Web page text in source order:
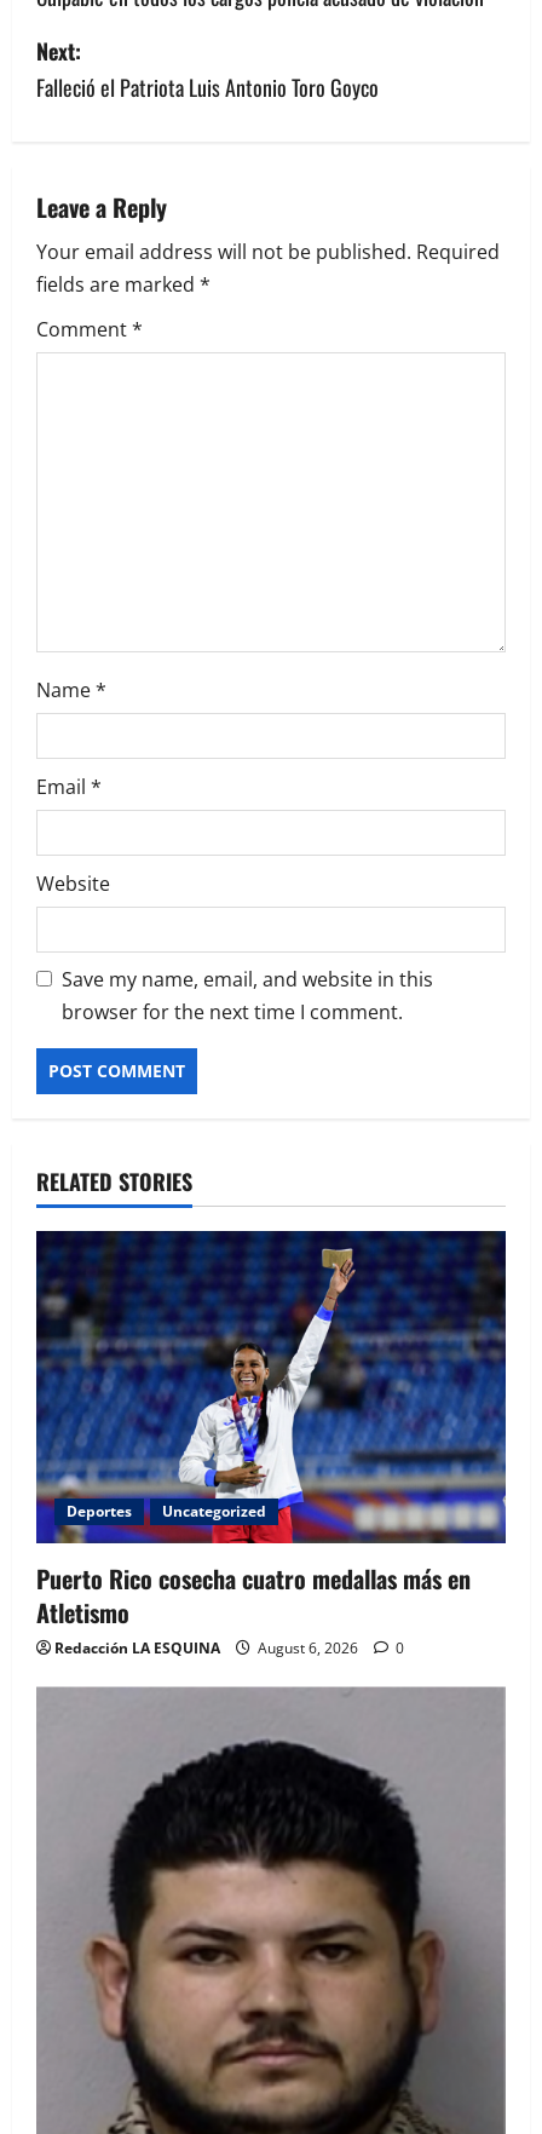
s
t
a
v
i
g
Next:
Falleció el Patriota Luis Antonio Toro Goyco
Leave a Reply
Your email address will not be published. Required
fields are marked *
Comment*
Name*
Email *
Website
Save my name, email, and website in this
browser for the next time I comment.
RELATED STORIES
Deportes Uncategorized
Puerto Rico cosecha cuatro medallas más en
Atletismo
Redacción LA ESQUINA August 6, 2026 0